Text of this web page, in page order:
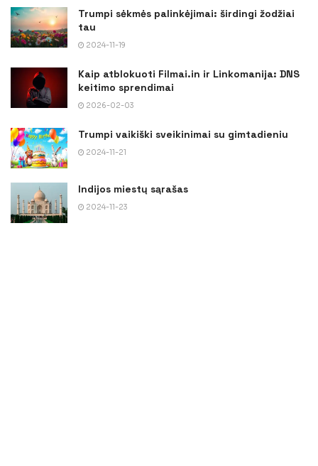
Trumpi sėkmės palinkėjimai: širdingi žodžiai
tau
2024-11-19
Kaip atblokuoti Filmai.in ir Linkomanija: DNS
keitimo sprendimai
2026-02-03
Trumpi vaikiški sveikinimai su gimtadieniu
2024-11-21
Indijos miestų sąrašas
2024-11-23